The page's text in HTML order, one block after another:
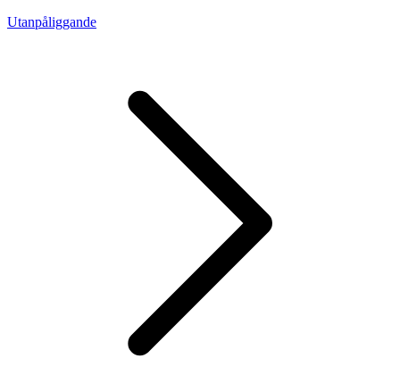
Utanpåliggande